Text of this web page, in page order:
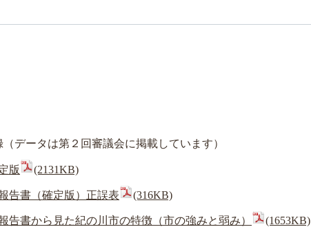
データは第２回審議会に掲載しています）
版 (2131KB)
告書（確定版）正誤表 (316KB)
書から見た紀の川市の特徴（市の強みと弱み） (1653KB)